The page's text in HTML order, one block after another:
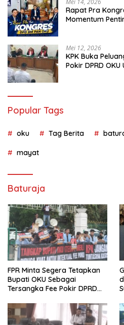
Mei 14, 2026
Rapat Pra
Momentum
Mei 12, 2026
KPK Buka
Pokir DPRD
Popular Tags
oku Tag Berita
mayat
Baturaja
FPR Minta Segera Tetapkan
Bupati OKU Sebagai
Tersangka Fee Pokir DPRD